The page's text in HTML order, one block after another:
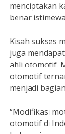
menciptakan
benar
Kisah sukses
juga
ahli otomotif.
otomotif
menjadi
“Modifikasi
otomotif di